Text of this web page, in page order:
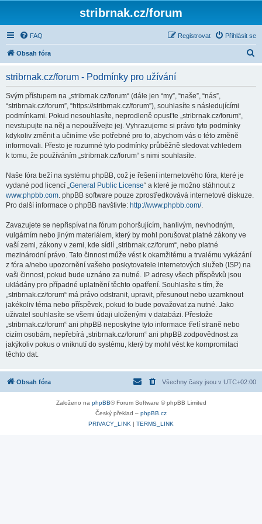
stribrnak.cz/forum
FAQ Přihlásit se
Registrovat
Obsah fóra
stribrnak.cz/forum - Podmínky pro užívání
Svým přístupem na „stribrnak.cz/forum“ (dále jen “my”, “naše”, “nás”,
“stribrnak.cz/forum”, “https://stribrnak.cz/forum”), souhlasíte s následujícími
podmínkami. Pokud nesouhlasíte, neprodleně opusťte „stribrnak.cz/forum“,
nevstupujte na něj a nepoužívejte jej. Vyhrazujeme si právo tyto podmínky
kdykoliv změnit a učiníme vše potřebné pro to, abychom vás o této změně
informovali. Přesto je rozumné tyto podmínky průběžně sledovat vzhledem
k tomu, že používáním „stribrnak.cz/forum“ s nimi souhlasíte.
Naše fóra beží na systému phpBB, což je řešení internetového fóra, které je
vydané pod licencí „General Public License“ a které je možno stáhnout z
www.phpbb.com. phpBB software pouze zprostředkovává internetové diskuze.
Pro další informace o phpBB navštivte: http://www.phpbb.com/.
Zavazujete se nepřispívat na fórum pohoršujícím, hanlivým, nevhodným,
vulgárním nebo jiným materiálem, který by mohl porušovat platné zákony ve
vaší zemi, zákony v zemi, kde sídlí „stribrnak.cz/forum“, nebo platné
mezinárodní právo. Tato činnost může vést k okamžitému a trvalému vykázání
z fóra a/nebo upozornění vašeho poskytovatele internetových služeb (ISP) na
vaši činnost, pokud bude uznáno za nutné. IP adresy všech příspěvků jsou
ukládány pro případné uplatnění těchto opatření. Souhlasíte s tím, že
„stribrnak.cz/forum“ má právo odstranit, upravit, přesunout nebo uzamknout
jakékoliv téma nebo příspěvek, pokud to bude považovat za nutné. Jako
uživatel souhlasíte se všemi údaji uloženými v databázi. Přestože
„stribrnak.cz/forum“ ani phpBB neposkytne tyto informace třetí straně nebo
cizím osobám, nepřebírá „stribrnak.cz/forum“ ani phpBB zodpovědnost za
jakýkoliv pokus o vniknutí do systému, který by mohl vést ke kompromitaci
těchto dat.
Obsah fóra Všechny časy jsou v UTC+02:00
Založeno na phpBB® Forum Software © phpBB Limited
Český překlad – phpBB.cz
PRIVACY_LINK | TERMS_LINK